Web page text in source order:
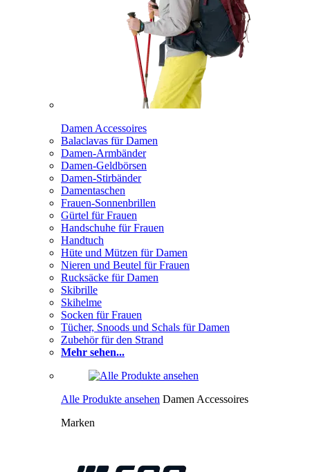
Damen Accessoires
Balaclavas für Damen
Damen-Armbänder
Damen-Geldbörsen
Damen-Stirbänder
Damentaschen
Frauen-Sonnenbrillen
Gürtel für Frauen
Handschuhe für Frauen
Handtuch
Hüte und Mützen für Damen
Nieren und Beutel für Frauen
Rucksäcke für Damen
Skibrille
Skihelme
Socken für Frauen
Tücher, Snoods und Schals für Damen
Zubehör für den Strand
Mehr sehen...
Alle Produkte ansehen Damen Accessoires
Marken